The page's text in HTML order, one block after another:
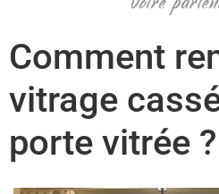
Comment
vitrage
porte vitrée ?